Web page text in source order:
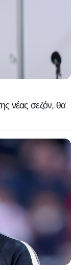
νέας σεζόν, θα